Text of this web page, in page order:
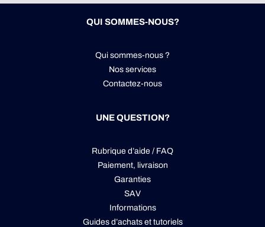
QUI SOMMES-NOUS?
Qui sommes-nous ?
Nos services
Contactez-nous
UNE QUESTION?
Rubrique d’aide / FAQ
Paiement, livraison
Garanties
SAV
Informations
Guides d’achats et tutoriels